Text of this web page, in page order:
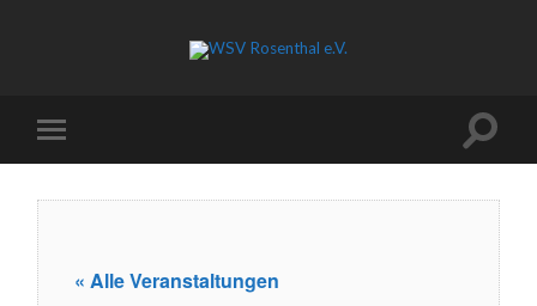
« Alle Veranstaltungen